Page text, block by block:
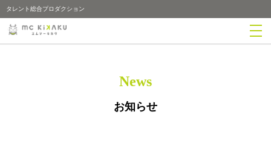
タレント総合プロダクション
News
お知らせ